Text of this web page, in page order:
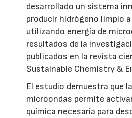
desarrollado un sistema
producir hidrógeno limpio
utilizando energía de
resultados de la
publicados en la revista
Sustainable Chemistry &
El estudio demuestra que
microondas permite
química necesaria para